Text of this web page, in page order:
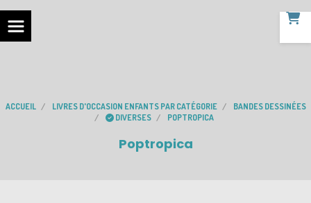
ACCUEIL LIVRES D'OCCASION ENFANTS PAR CATÉGORIE
BANDES DESSINÉES
DIVERSES
POPTROPICA
Poptropica